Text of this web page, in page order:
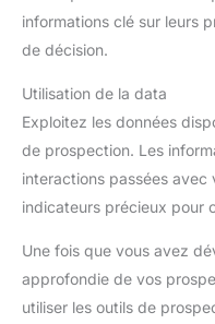
informations clé sur leurs
de décision.
Utilisation de la data
Exploitez les données
de prospection. Les
interactions passées
indicateurs précieux pour
Une fois que vous avez
approfondie de vos
utiliser les outils de